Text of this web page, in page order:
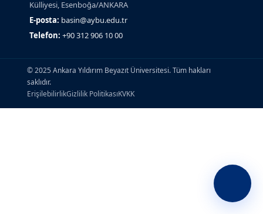
Külliyesi, Esenboğa/ANKARA
E-posta: basin@aybu.edu.tr
Telefon: +90 312 906 10 00
© 2025 Ankara Yıldırım Beyazıt Üniversitesi. Tüm hakları
saklıdır.
ErişilebilirlikGizlilik PolitikasıKVKK